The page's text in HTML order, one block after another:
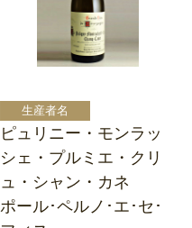
ピュリニー・モンラッ
シェ・プルミエ・クリ
ュ・シャン・カネ
ポール･ペルノ･エ･セ･